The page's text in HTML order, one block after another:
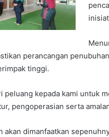
perancangan
tinggi.
peluang kepada kami untuk
pengoperasian serta
akan dimanfaatkan